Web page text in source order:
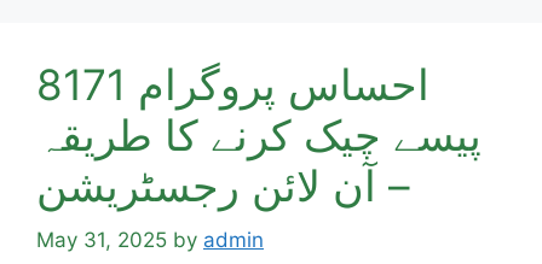
احساس پروگرام 8171
پیسے چیک کرنے کا طریقہ
– آن لائن رجسٹریشن
May 31, 2025 by admin